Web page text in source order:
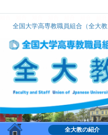
全国大学高専教職員組合（全大教
全大教の紹介